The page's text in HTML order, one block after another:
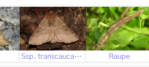
Ssp. transcaucasica Wehrli, 1940 Raupe